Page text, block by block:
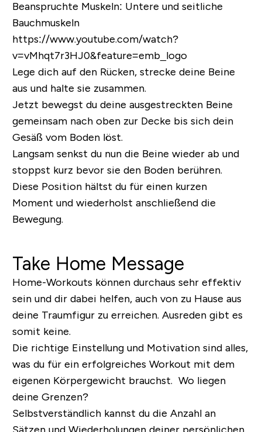
Beanspruchte Muskeln: Untere und seitliche
Bauchmuskeln
https://www.youtube.com/watch?
v=vMhqt7r3HJ0&feature=emb_logo
Lege dich auf den Rücken, strecke deine Beine
aus und halte sie zusammen.
Jetzt bewegst du deine ausgestreckten Beine
gemeinsam nach oben zur Decke bis sich dein
Gesäß vom Boden löst.
Langsam senkst du nun die Beine wieder ab und
stoppst kurz bevor sie den Boden berühren.
Diese Position hältst du für einen kurzen
Moment und wiederholst anschließend die
Bewegung.
Take Home Message
Home-Workouts können durchaus sehr effektiv
sein und dir dabei helfen, auch von zu Hause aus
deine Traumfigur zu erreichen. Ausreden gibt es
somit keine.
Die richtige Einstellung und Motivation sind alles,
was du für ein erfolgreiches Workout mit dem
eigenen Körpergewicht brauchst. Wo liegen
deine Grenzen?
Selbstverständlich kannst du die Anzahl an